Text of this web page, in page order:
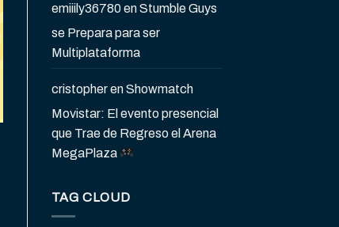
emiiily36780enStumble Guys
se Prepara para ser
Multiplataforma
cristopherenShowmatch
Movistar: El evento presencial
que Trae de Regreso el Arena
MegaPlaza
TAG CLOUD